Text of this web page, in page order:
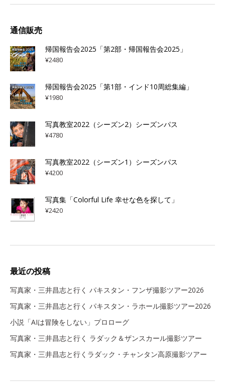
通信販売
帰国報告会2025「第2部・帰国報告会2025」
¥2480
帰国報告会2025「第1部・インド10周総集編」
¥1980
写真教室2022（シーズン2）シーズンパス
¥4780
写真教室2022（シーズン1）シーズンパス
¥4200
写真集「Colorful Life 幸せな色を探して」
¥2420
最近の投稿
写真家・三井昌志と行く パキスタン・フンザ撮影ツアー2026
写真家・三井昌志と行く パキスタン・ラホール撮影ツアー2026
小説「AIは冒険をしない」プロローグ
写真家・三井昌志と行く ラダック＆ザンスカール撮影ツアー
写真家・三井昌志と行くラダック・チャンタン高原撮影ツアー